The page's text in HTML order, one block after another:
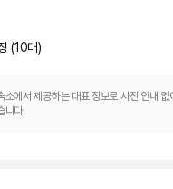
(10대)
소에서 제공하는 대표 정보로 사전 안내 없
니다.